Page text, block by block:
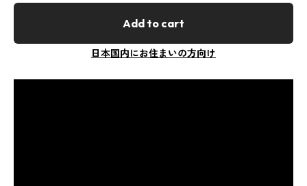
Add to cart
日本国内にお住まいの方向け